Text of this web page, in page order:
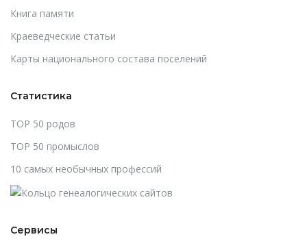
Книга памяти
Краеведческие статьи
Карты национального состава поселений
Статистика
TOP 50 родов
TOP 50 промыслов
10 самых необычных профессий
Сервисы